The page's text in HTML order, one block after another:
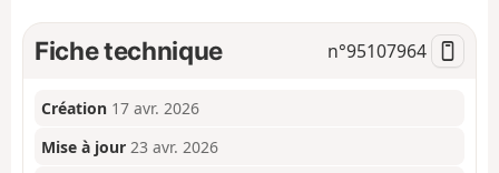
Fiche technique n°95107964
Création 17 avr. 2026
Mise à jour 23 avr. 2026